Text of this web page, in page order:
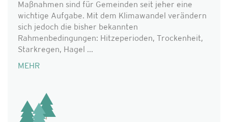
Maßnahmen sind für Gemeinden seit jeher eine
wichtige Aufgabe. Mit dem Klimawandel verändern
sich jedoch die bisher bekannten
Rahmenbedingungen: Hitzeperioden, Trockenheit,
Starkregen, Hagel ...
MEHR